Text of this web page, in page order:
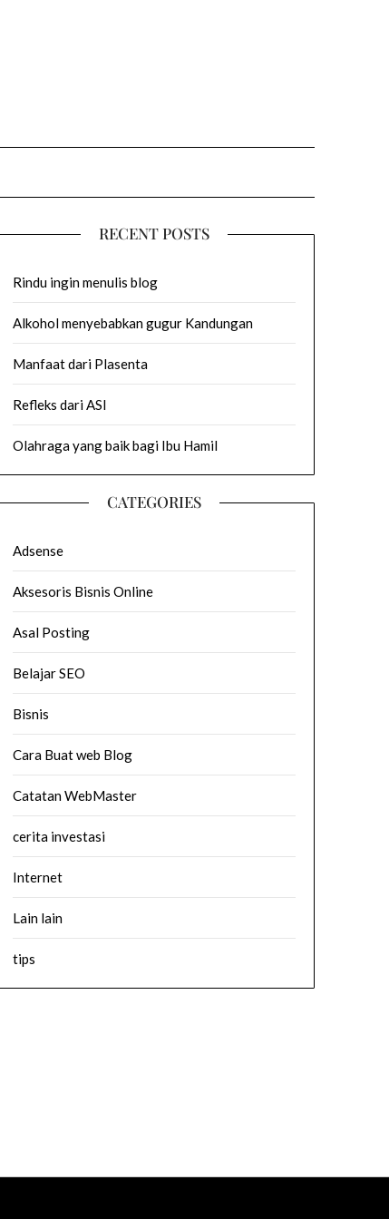
RECENT POSTS
Rindu ingin menulis blog
Alkohol menyebabkan gugur Kandungan
Manfaat dari Plasenta
Refleks dari ASI
Olahraga yang baik bagi Ibu Hamil
CATEGORIES
Adsense
Aksesoris Bisnis Online
Asal Posting
Belajar SEO
Bisnis
Cara Buat web Blog
Catatan WebMaster
cerita investasi
Internet
Lain lain
tips